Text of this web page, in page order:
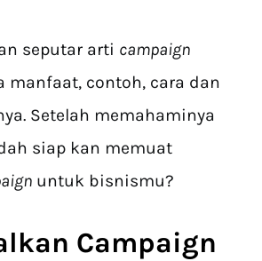
seputar arti campaign
manfaat, contoh, cara dan
Setelah memahaminya
siap kan memuat
untuk bisnismu?
Campaign